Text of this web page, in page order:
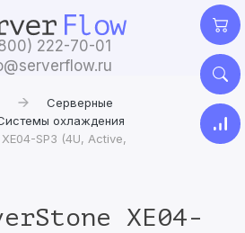
222-70-01
Серверные
охлаждения
SP3 (4U, Active,
XE04-